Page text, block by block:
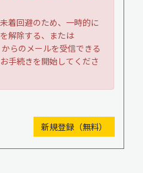
着回避のため、一時的に
解除する、または
らのメールを受信できる
手続きを開始してくださ